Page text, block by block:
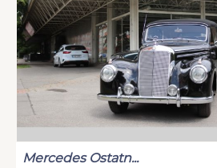
Mercedes Ostatn...